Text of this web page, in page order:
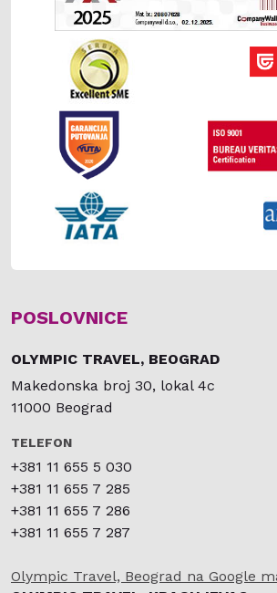
POSLOVNICE
OLYMPIC TRAVEL, BEOGRAD
Makedonska broj 30, lokal 4c
11000 Beograd
TELEFON
+381 11 655 5 030
+381 11 655 7 285
+381 11 655 7 286
+381 11 655 7 287
Olympic Travel, Beograd na Google